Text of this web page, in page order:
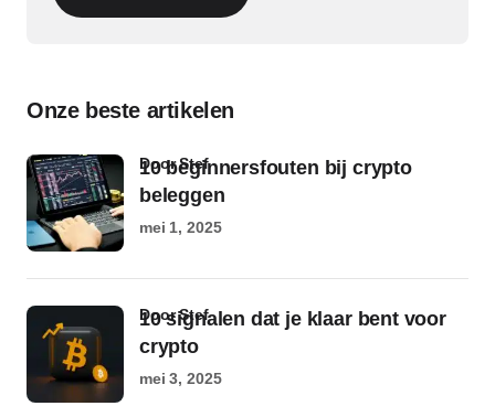
Onze beste artikelen
10 beginnersfouten bij crypto
beleggen
door Stef
mei 1, 2025
10 signalen dat je klaar bent voor
crypto
door Stef
mei 3, 2025